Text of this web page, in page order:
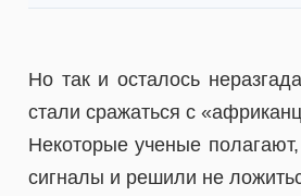
Но так и осталось
стали сражаться с
Некоторые ученые
сигналы и решили не